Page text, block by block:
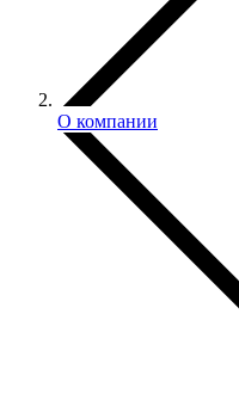
О компании